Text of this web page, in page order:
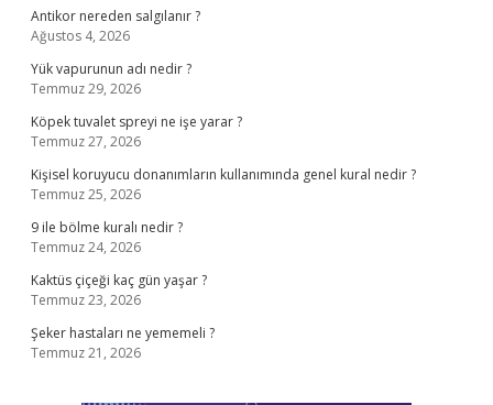
Antikor nereden salgılanır ?
Ağustos 4, 2026
Yük vapurunun adı nedir ?
Temmuz 29, 2026
Köpek tuvalet spreyi ne işe yarar ?
Temmuz 27, 2026
Kişisel koruyucu donanımların kullanımında genel kural nedir ?
Temmuz 25, 2026
9 ile bölme kuralı nedir ?
Temmuz 24, 2026
Kaktüs çiçeği kaç gün yaşar ?
Temmuz 23, 2026
Şeker hastaları ne yememeli ?
Temmuz 21, 2026